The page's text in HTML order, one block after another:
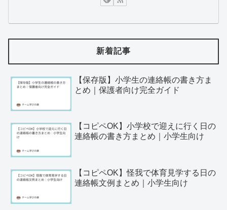
新着記事
【保存版】小学生の連絡帳の書き方ま
とめ｜保護者向け完全ガイド
【コピペOK】小学校で迎えに行く日の
連絡帳の書き方まとめ｜小学生向け
【コピペOK】怪我で体育見学する日の
連絡帳文例まとめ｜小学生向け